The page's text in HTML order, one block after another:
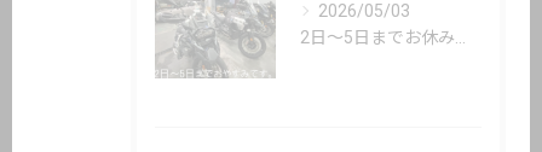
2026/05/03
2日〜5日までお休み頂いてます。